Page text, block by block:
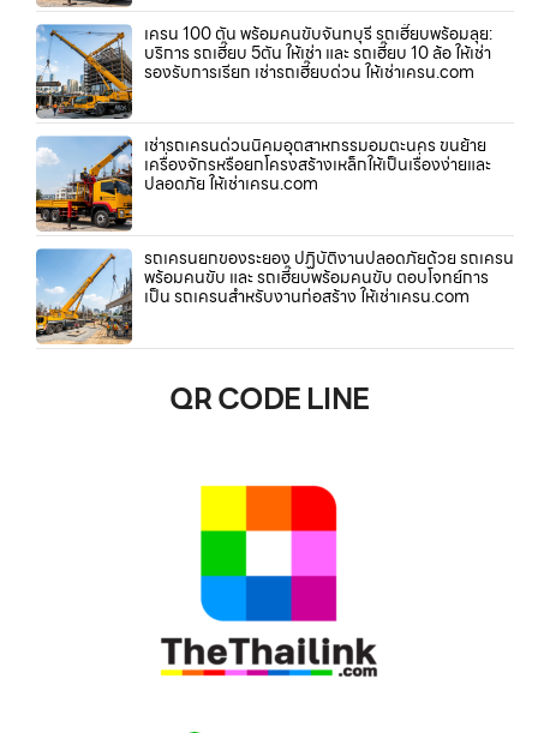
เครน 100 ตัน พร้อมคนขับจันทบุรี รถเฮี๊ยบพร้อมลุย:
บริการ รถเฮี๊ยบ 5ตัน ให้เช่า และ รถเฮี๊ยบ 10 ล้อ ให้เช่า
รองรับการเรียก เช่ารถเฮี๊ยบด่วน ให้เช่าเครน.com
เช่ารถเครนด่วนนิคมอุตสาหกรรมอมตะนคร ขนย้าย
เครื่องจักรหรือยกโครงสร้างเหล็กให้เป็นเรื่องง่ายและ
ปลอดภัย ให้เช่าเครน.com
รถเครนยกของระยอง ปฏิบัติงานปลอดภัยด้วย รถเครน
พร้อมคนขับ และ รถเฮี๊ยบพร้อมคนขับ ตอบโจทย์การ
เป็น รถเครนสำหรับงานก่อสร้าง ให้เช่าเครน.com
QR CODE LINE